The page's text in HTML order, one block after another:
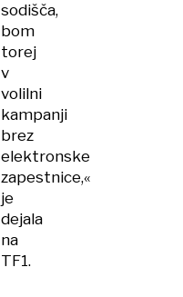
sodišča,
bom
torej
v
volilni
kampanji
brez
elektronske
zapestnice,«
je
dejala
na
TF1.